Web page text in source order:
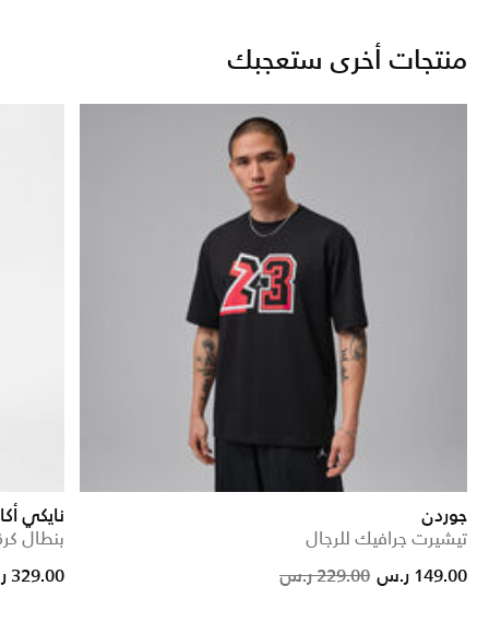
منتجات أخرى ستعجبك
جوردن
تيشيرت جرافيك للرجال
Price
229.00 ر.س to
149.00 ر.س
نايكي
بنطال
329.00 ر.س